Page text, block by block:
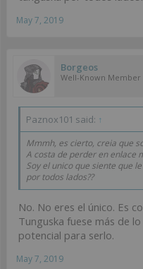
May 7, 2019
Borgeos
Well-Known Member
Paznox101 said: ↑
Mmmh, es cierto, creia que
A costa de perder en enlace
Soy el unico que siente que
por todos lados??
No. No eres el único. Es
Tunguska fuese más de
potencial para serlo.
May 7, 2019